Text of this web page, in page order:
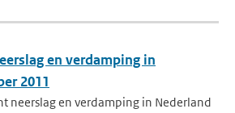
en verdamping in
2011
neerslag en verdamping in Nederland